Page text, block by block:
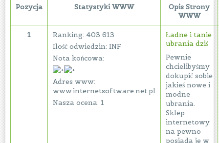
Pozycja Statystyki WWW
Opis Strony
WWW
1
Ranking: 403 613
Ilość odwiedzin: INF
Nota końcowa:
Adres www:
www.internetsoftware.net.pl
Nasza ocena: 1
Ładne i tanie
ubrania dziś
Pewnie
chcielibyśmy
dokupić sobie
jakieś nowe i
modne
ubrania.
Sklep
internetowy
na pewno
posiada je w